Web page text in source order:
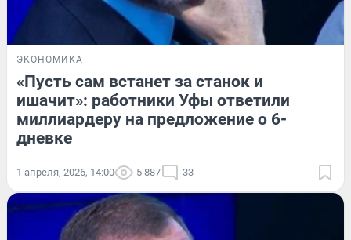
ЭКОНОМИКА
«Пусть сам встанет за станок и
ишачит»: работники Уфы ответили
миллиардеру на предложение о 6-
дневке
1 апреля, 2026, 14:00 5 887 33